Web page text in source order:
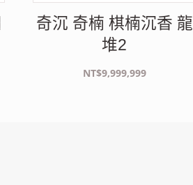
奇沉 奇楠 棋楠沉香 龍
堆2
NT$9,999,999